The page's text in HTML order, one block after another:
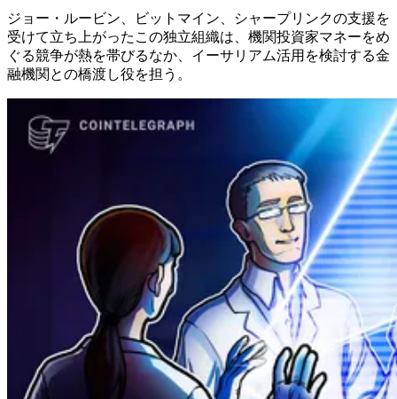
ジョー・ルービン、ビットマイン、シャープリンクの支援を
受けて立ち上がったこの独立組織は、機関投資家マネーをめ
ぐる競争が熱を帯びるなか、イーサリアム活用を検討する金
融機関との橋渡し役を担う。